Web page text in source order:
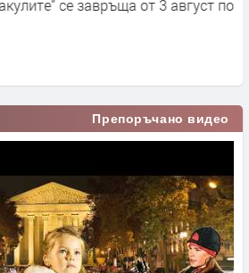
се завръща от 3 август по
Препоръчано видео